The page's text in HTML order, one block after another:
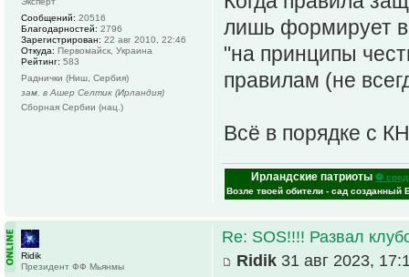
лишь формирует
"на принципы
правилам (не
Всё в порядке с
Ирландские патриоты ⚽
Возле твоей обители - сад созданный
Сообщений: 20516
Благодарностей: 2796
Зарегистрирован: 22 авг 2010, 22:46
Откуда: Первомайск, Украина
Рейтинг: 583
Раднички (Ниш, Сербия)
зам. в Ашер Селтик (Ирландия)
Сборная Сербии (нац.)
Re: SOS!!!! Развал
Ridik 31 авг 2023,
Ridik
Президент ФФ Мьянмы